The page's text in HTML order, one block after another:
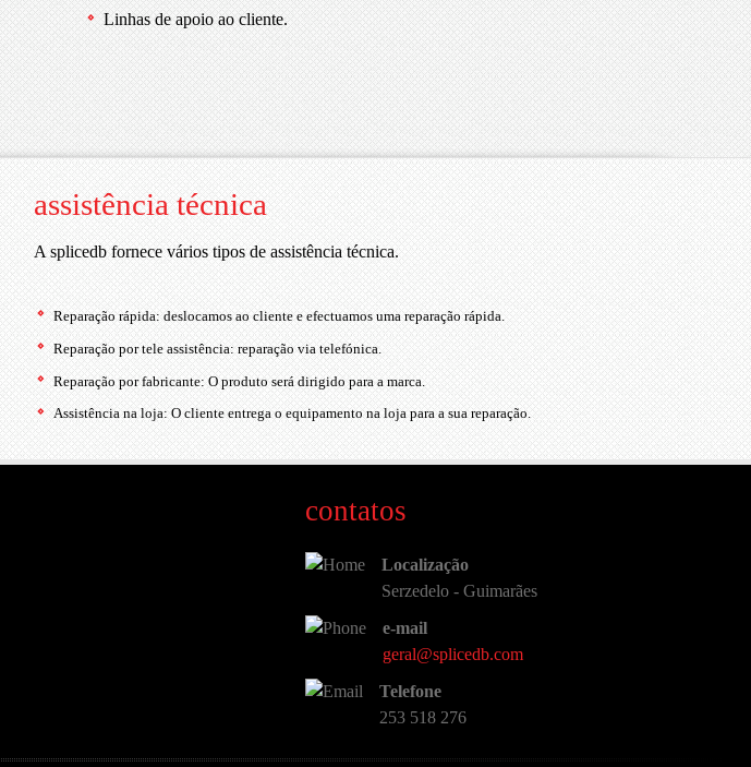
Linhas de apoio ao cliente.
assistência técnica
A splicedb fornece vários tipos de assistência técnica.
Reparação rápida: deslocamos ao cliente e efectuamos uma reparação rápida.
Reparação por tele assistência: reparação via telefónica.
Reparação por fabricante: O produto será dirigido para a marca.
Assistência na loja: O cliente entrega o equipamento na loja para a sua reparação.
contatos
Localização
Serzedelo - Guimarães
e-mail
geral@splicedb.com
Telefone
253 518 276